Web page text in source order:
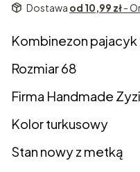
Dostawa od 10,99 zł-
Kombinezon pajacyk
Rozmiar 68
Firma Handmade
Kolor turkusowy
Stan nowy z metką